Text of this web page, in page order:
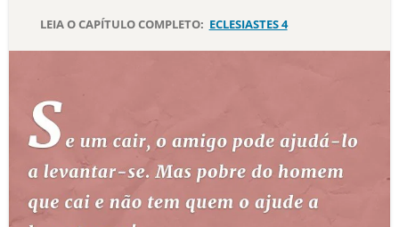
DEVOCIONAL DIÁRIO
ESTUDOS BÍBLICOS
ESBOÇOS DE PREGAÇÃO
TEMAS
LEIA O CAPÍTULO COMPLETO: ECLESIASTES 4